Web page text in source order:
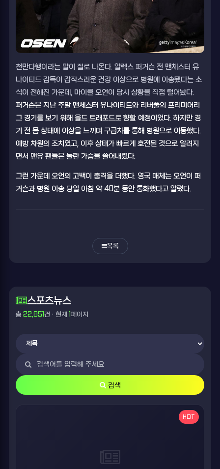
천만다행이라는 말이 절로 나온다. 알렉스 퍼거슨 전 맨체스터 유
나이티드 감독이 갑작스러운 건강 이상으로 병원에 이송됐다는 소
식이 전해진 가운데, 마이클 오언이 당시 상황을 직접 털어놨다.
퍼거슨은 지난 주말 맨체스터 유나이티드와 리버풀의 프리미어리
그 경기를 보기 위해 올드 트래포드로 향할 예정이었다. 하지만 경
기 전 몸 상태에 이상을 느끼며 구급차를 통해 병원으로 이동했다.
예방 차원의 조치였고, 이후 상태가 빠르게 호전된 것으로 알려지
면서 맨유 팬들은 놀란 가슴을 쓸어내렸다.
그런 가운데 오언의 고백이 충격을 더했다. 영국 매체는 오언이 퍼
거슨과 병원 이송 당일 아침 약 40분 동안 통화했다고 알렸다.
목록
스포츠뉴스
총 22,851건 · 현재 1 페이지
검색
HOT